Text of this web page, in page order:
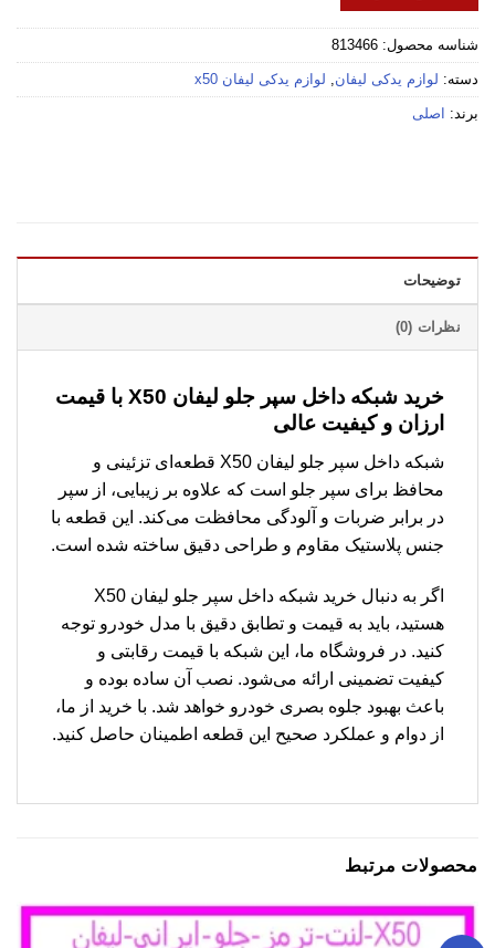
شناسه محصول: 813466
دسته: لوازم یدکی لیفان, لوازم یدکی لیفان x50
برند: اصلی
توضیحات
نظرات (0)
خرید شبکه داخل سپر جلو لیفان X50 با قیمت
ارزان و کیفیت عالی
شبکه داخل سپر جلو لیفان X50 قطعه‌ای تزئینی و
محافظ برای سپر جلو است که علاوه بر زیبایی، از سپر
در برابر ضربات و آلودگی محافظت می‌کند. این قطعه با
جنس پلاستیک مقاوم و طراحی دقیق ساخته شده است.
اگر به دنبال خرید شبکه داخل سپر جلو لیفان X50
هستید، باید به قیمت و تطابق دقیق با مدل خودرو توجه
کنید. در فروشگاه ما، این شبکه با قیمت رقابتی و
کیفیت تضمینی ارائه می‌شود. نصب آن ساده بوده و
باعث بهبود جلوه بصری خودرو خواهد شد. با خرید از ما،
از دوام و عملکرد صحیح این قطعه اطمینان حاصل کنید.
محصولات مرتبط